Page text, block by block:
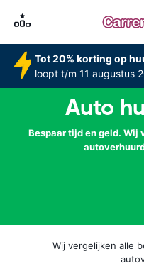
Tot 20% korting op
loopt t/m 11 augustus
Auto
Bespaar tijd en geld. Wij
Wij vergelijken alle